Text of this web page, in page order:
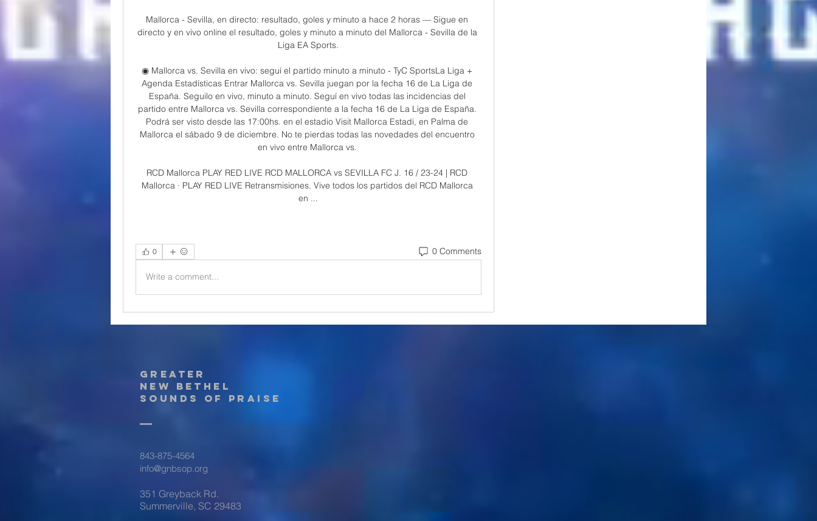
Mallorca - Sevilla, en directo: resultado, goles y minuto a hace 2 horas — Sigue en
directo y en vivo online el resultado, goles y minuto a minuto del Mallorca - Sevilla de la
Liga EA Sports.
◉ Mallorca vs. Sevilla en vivo: seguí el partido minuto a minuto - TyC SportsLa Liga +
Agenda Estadísticas Entrar Mallorca vs. Sevilla juegan por la fecha 16 de La Liga de
España. Seguilo en vivo, minuto a minuto. Seguí en vivo todas las incidencias del
partido entre Mallorca vs. Sevilla correspondiente a la fecha 16 de La Liga de España.
Podrá ser visto desde las 17:00hs. en el estadio Visit Mallorca Estadi, en Palma de
Mallorca el sábado 9 de diciembre. No te pierdas todas las novedades del encuentro
en vivo entre Mallorca vs.
RCD Mallorca PLAY RED LIVE RCD MALLORCA vs SEVILLA FC J. 16 / 23-24 | RCD
Mallorca · PLAY RED LIVE Retransmisiones. Vive todos los partidos del RCD Mallorca
en ...
0 0 Comments
Write a comment...
Greater
New Bethel
Sounds of Praise
843-875-4564
info@gnbsop.org
351 Greyback Rd.
Summerville, SC 29483